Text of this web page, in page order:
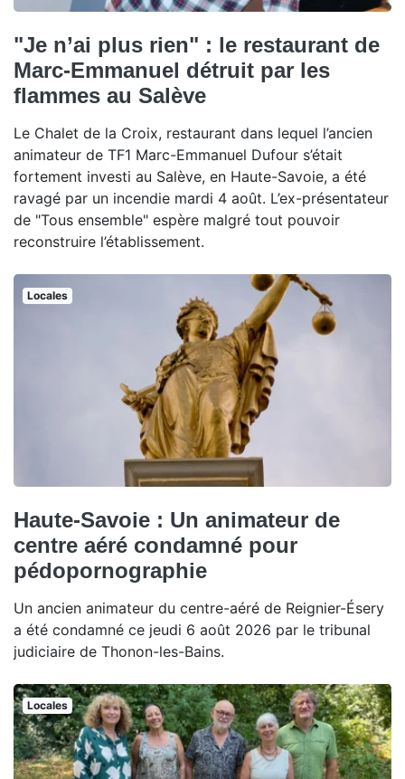
"Je n’ai plus rien" : le restaurant de
Marc-Emmanuel détruit par les
flammes au Salève
Le Chalet de la Croix, restaurant dans lequel l’ancien
animateur de TF1 Marc-Emmanuel Dufour s’était
fortement investi au Salève, en Haute-Savoie, a été
ravagé par un incendie mardi 4 août. L’ex-présentateur
de "Tous ensemble" espère malgré tout pouvoir
reconstruire l’établissement.
Locales
Haute-Savoie : Un animateur de
centre aéré condamné pour
pédopornographie
Un ancien animateur du centre-aéré de Reignier-Ésery
a été condamné ce jeudi 6 août 2026 par le tribunal
judiciaire de Thonon-les-Bains.
Locales